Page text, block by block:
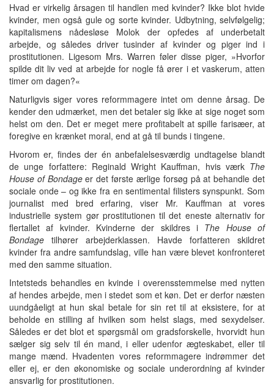
Hvad er virkelig årsagen til handlen med kvinder? Ikke blot hvide
kvinder, men også gule og sorte kvinder. Udbytning, selvfølgelig;
kapitalismens nådesløse Molok der opfedes af underbetalt
arbejde, og således driver tusinder af kvinder og piger ind i
prostitutionen. Ligesom Mrs. Warren føler disse piger, »Hvorfor
spilde dit liv ved at arbejde for nogle få ører i et vaskerum, atten
timer om dagen?«
Naturligvis siger vores reformmagere intet om denne årsag. De
kender den udmærket, men det betaler sig ikke at sige noget som
helst om den. Det er meget mere profitabelt at spille farisæer, at
foregive en krænket moral, end at gå til bunds i tingene.
Hvorom er, findes der én anbefalelsesværdig undtagelse blandt
de unge forfattere: Reginald Wright Kauffman, hvis værk The
House of Bondageer det første ærlige forsøg på at behandle det
sociale onde – og ikke fra en sentimental filisters synspunkt. Som
journalist med bred erfaring, viser Mr. Kauffman at vores
industrielle system gør prostitutionen til det eneste alternativ for
flertallet af kvinder. Kvinderne der skildres i The House of
Bondage tilhører arbejderklassen. Havde forfatteren skildret
kvinder fra andre samfundslag, ville han være blevet konfronteret
med den samme situation.
Intetsteds behandles en kvinde i overensstemmelse med nytten
af hendes arbejde, men i stedet som et køn. Det er derfor næsten
uundgåeligt at hun skal betale for sin ret til at eksistere, for at
beholde en stilling af hvilken som helst slags, med sexydelser.
Således er det blot et spørgsmål om gradsforskelle, hvorvidt hun
sælger sig selv til én mand, i eller udenfor ægteskabet, eller til
mange mænd. Hvadenten vores reformmagere indrømmer det
eller ej, er den økonomiske og sociale underordning af kvinder
ansvarlig for prostitutionen.